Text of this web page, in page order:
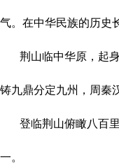
气。在中华民族的历史
荆山临中华原，起身
铸九鼎分定九州，周秦
登临荆山俯瞰八百里
一。